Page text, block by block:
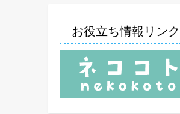
お役立ち情報リンク